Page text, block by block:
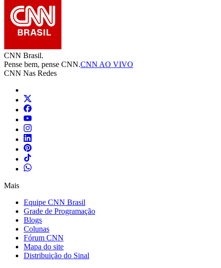
CNN Brasil.
Pense bem, pense CNN.CNN AO VIVO
CNN Nas Redes
Mais
Equipe CNN Brasil
Grade de Programação
Blogs
Colunas
Fórum CNN
Mapa do site
Distribuição do Sinal